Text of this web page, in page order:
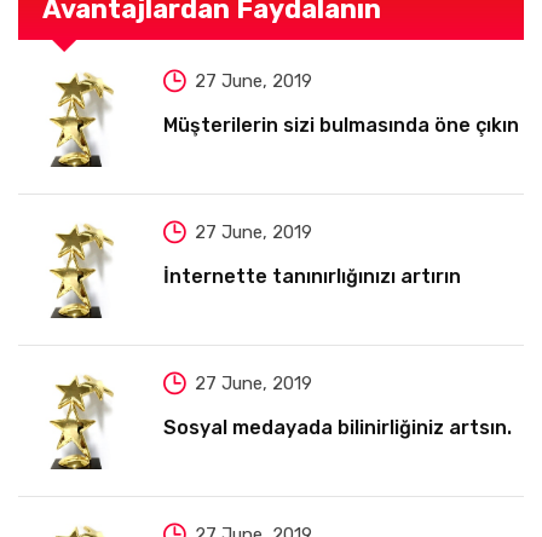
Avantajlardan Faydalanın
27 June, 2019
Müşterilerin sizi bulmasında öne çıkın
27 June, 2019
İnternette tanınırlığınızı artırın
27 June, 2019
Sosyal medayada bilinirliğiniz artsın.